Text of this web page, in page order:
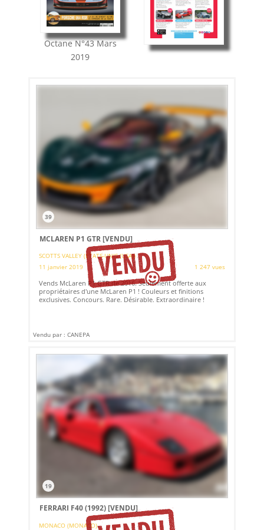
OctaneN°43Mars
2019
39
MCLAREN P1 GTR[VENDU]
SCOTTS VALLEY (ETATS-UNIS (USA))
11 janvier 2019
1 247 vues
Vends McLaren P1 GTR de 2016. Seulement offerte aux
propriétaires d'une McLaren P1 ! Couleurs et finitions
exclusives. Concours. Rare. Désirable. Extraordinaire !
Vendu par : CANEPA
19
FERRARI F40 (1992)[VENDU]
MONACO (MONACO)